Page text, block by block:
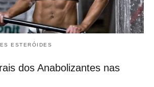
ESTERÓIDES
dos Anabolizantes nas